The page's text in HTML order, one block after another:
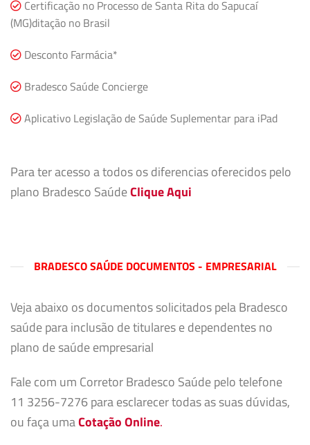
Certificação no Processo de Santa Rita do Sapucaí
(MG)ditação no Brasil
Desconto Farmácia*
Bradesco Saúde Concierge
Aplicativo Legislação de Saúde Suplementar para iPad
Para ter acesso a todos os diferencias oferecidos pelo
plano Bradesco SaúdeClique Aqui
BRADESCO SAÚDE DOCUMENTOS - EMPRESARIAL
Veja abaixo os documentos solicitados pela Bradesco
saúde para inclusão de titulares e dependentes no
plano de saúde empresarial
Fale com um Corretor Bradesco Saúde pelo telefone
11 3256-7276 para esclarecer todas as suas dúvidas,
ou faça umaCotação Online.